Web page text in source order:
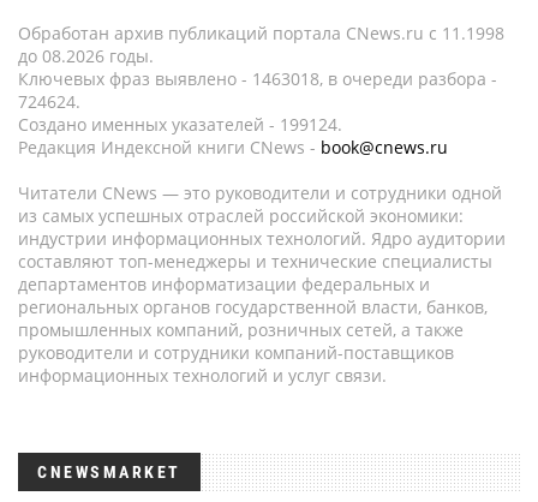
Обработан архив публикаций портала CNews.ru c 11.1998
до 08.2026 годы.
Ключевых фраз выявлено - 1463018, в очереди разбора -
724624.
Создано именных указателей - 199124.
Редакция Индексной книги CNews - book@cnews.ru
Читатели CNews — это руководители и сотрудники одной
из самых успешных отраслей российской экономики:
индустрии информационных технологий. Ядро аудитории
составляют топ-менеджеры и технические специалисты
департаментов информатизации федеральных и
региональных органов государственной власти, банков,
промышленных компаний, розничных сетей, а также
руководители и сотрудники компаний-поставщиков
информационных технологий и услуг связи.
CNEWSMARKET